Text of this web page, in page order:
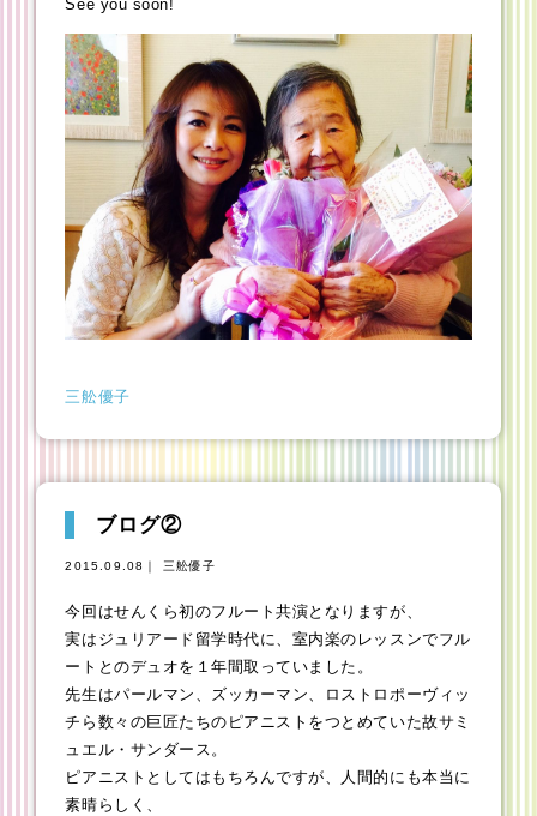
See you soon!
三舩優子
ブログ②
2015.09.08｜ 三舩優子
今回はせんくら初のフルート共演となりますが、
実はジュリアード留学時代に、室内楽のレッスンでフル
ートとのデュオを１年間取っていました。
先生はパールマン、ズッカーマン、ロストロポーヴィッ
チら数々の巨匠たちのピアニストをつとめていた故サミ
ュエル・サンダース。
ピアニストとしてはもちろんですが、人間的にも本当に
素晴らしく、